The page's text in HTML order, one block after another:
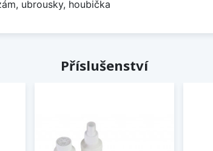
ubrousky, houbička
Příslušenství